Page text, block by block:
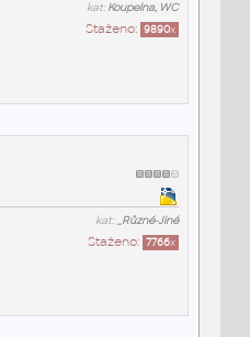
kat:Koupelna, WC
Staženo: 9890x
kat:_Různé-Jiné
Staženo: 7766x